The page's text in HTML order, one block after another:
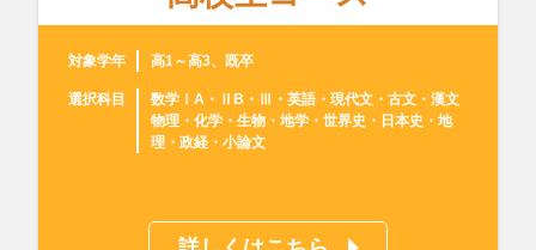
対象学年 高1～高3、既卒
選択科目
数学ⅠA・ⅡB・Ⅲ・英語・現代文・古文・漢文
物理・化学・生物・地学・世界史・日本史・地
理・政経・小論文